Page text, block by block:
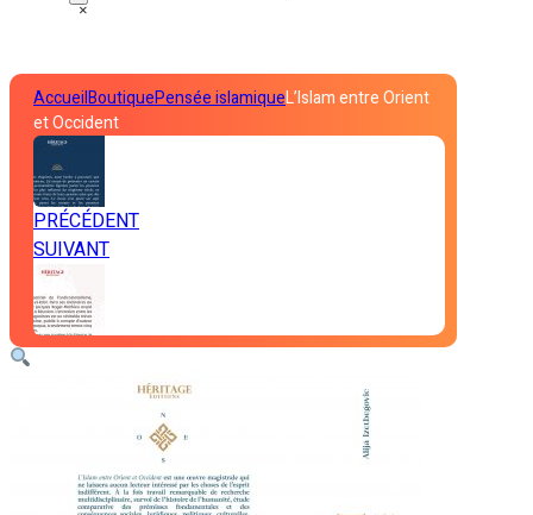
×
AccueilBoutiquePensée islamiqueL’Islam entre Orient
et Occident
PRÉCÉDENT
SUIVANT